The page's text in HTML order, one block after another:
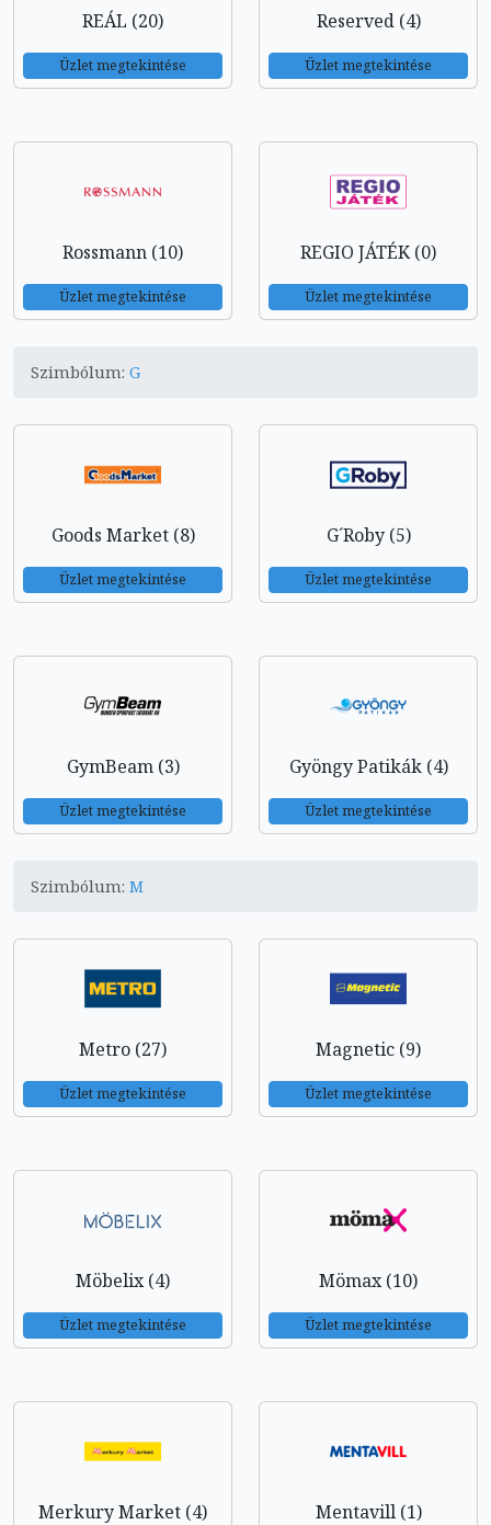
REÁL (20)
Üzlet megtekintése
Reserved (4)
Üzlet megtekintése
Rossmann (10)
Üzlet megtekintése
REGIO JÁTÉK (0)
Üzlet megtekintése
Szimbólum: G
Goods Market (8)
Üzlet megtekintése
G´Roby (5)
Üzlet megtekintése
GymBeam (3)
Üzlet megtekintése
Gyöngy Patikák (4)
Üzlet megtekintése
Szimbólum: M
Metro (27)
Üzlet megtekintése
Magnetic (9)
Üzlet megtekintése
Möbelix (4)
Üzlet megtekintése
Mömax (10)
Üzlet megtekintése
Merkury Market (4) Mentavill (1)